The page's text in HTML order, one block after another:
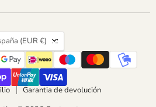
(EUR €)
Garantia de devolución